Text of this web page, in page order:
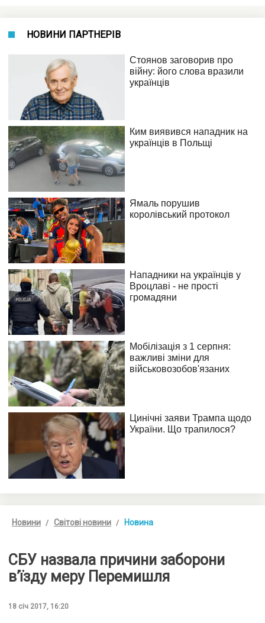
НОВИНИ ПАРТНЕРІВ
Новини Світові новини Новина
СБУ назвала причини заборони
в’їзду меру Перемишля
18 січ 2017, 16:20